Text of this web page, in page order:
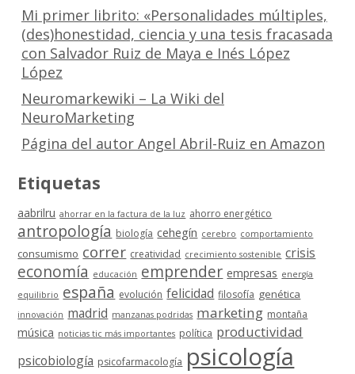
Mi primer librito: «Personalidades múltiples,
(des)honestidad, ciencia y una tesis fracasada
con Salvador Ruiz de Maya e Inés López
López
Neuromarkewiki – La Wiki del
NeuroMarketing
Página del autor Angel Abril-Ruiz en Amazon
Etiquetas
aabrilru ahorrar en la factura de la luz ahorro energético
antropología biología cehegín cerebro comportamiento
consumismo correr creatividad crecimiento sostenible crisis
economía educación emprender empresas energía
equilibrio españa evolución felicidad filosofía genética
innovación madrid manzanas podridas marketing montaña
música noticias tic más importantes política productividad
psicobiología psicofarmacología psicología